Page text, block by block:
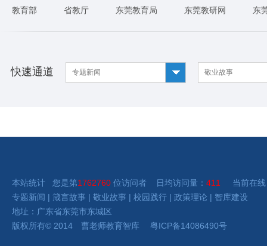
教育部 省教厅 东莞教育局 东莞教研网 东
快速通道 专题新闻 敬业故事
本站统计 您是第1762760 位访问者 日均访问量： 411
当前在线
专题新闻 | 箴言故事 | 敬业故事 | 校园践行 | 政策理论 | 智库建设
地址：广东省东莞市东城区
版权所有© 2014 曹老师教育智库 粤ICP备14086490号